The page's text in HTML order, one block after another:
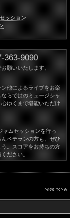
ッション
363-9090
願いいたします。
他によるライブをお楽
らではのミュージシャ
ゆくまで堪能いただけ
ャムセッションを行っ
ベテランの方も、ぜひ
。スコアをお持ちの方
ください。